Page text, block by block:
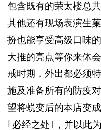
包含既有的荣太楼总
其他还有现场表演生
扮也能享受高级口味
大推的亮点等你来体
戒时期，外出都必须
施及准备所有的防疫
望将蜕变后的本店变
｢必经之处｣，并以此